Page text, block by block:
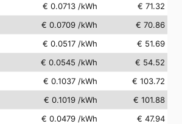
€ 0.0713 /kWh
€ 71.32
€ 0.0709 /kWh
€ 70.86
€ 0.0517 /kWh
€ 51.69
€ 0.0545 /kWh
€ 54.52
€ 0.1037 /kWh
€ 103.72
€ 0.1019 /kWh
€ 101.88
€ 0.0479 /kWh
€ 47.94